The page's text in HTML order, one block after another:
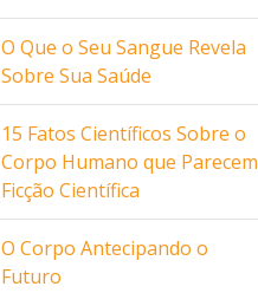
O Que o Seu Sangue Revela
Sobre Sua Saúde
15 Fatos Científicos Sobre o
Corpo Humano que Parecem
Ficção Científica
O Corpo Antecipando o
Futuro